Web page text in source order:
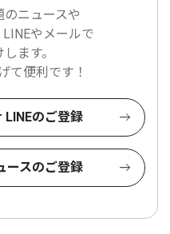
ニュースや
やメールで
ます。
て便利です！
のご登録
ースのご登録